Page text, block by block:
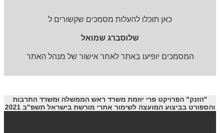
כאן תוכלו להעלות מסמכים שקשורים ל
שלוסברג שמואל
המסמכים יופיעו באתר לאחר אישור של מנהל האתר
"הזנק" הפרויקט פרי יוזמת משרד ראש הממשלה ומשרד התרבות
והספורט בביצוע המועצה לשימור אתרי מורשת בישראל תשפ"ב 2021